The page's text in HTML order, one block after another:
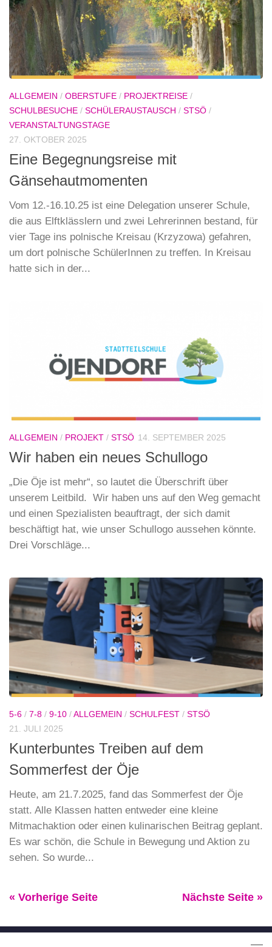
ALLGEMEIN / OBERSTUFE / PROJEKTREISE /
SCHULBESUCHE / SCHÜLERAUSTAUSCH / STSÖ /
VERANSTALTUNGSTAGE
27. OKTOBER 2025
Eine Begegnungsreise mit
Gänsehautmomenten
Vom 12.-16.10.25 ist eine Delegation unserer Schule,
die aus Elftklässlern und zwei Lehrerinnen bestand, für
vier Tage ins polnische Kreisau (Krzyzowa) gefahren,
um dort polnische SchülerInnen zu treffen. In Kreisau
hatte sich in der...
ALLGEMEIN / PROJEKT / STSÖ 14. SEPTEMBER 2025
Wir haben ein neues Schullogo
„Die Öje ist mehr“, so lautet die Überschrift über
unserem Leitbild. Wir haben uns auf den Weg gemacht
und einen Spezialisten beauftragt, der sich damit
beschäftigt hat, wie unser Schullogo aussehen könnte.
Drei Vorschläge...
5-6 / 7-8 / 9-10 /ALLGEMEIN / SCHULFEST / STSÖ
21. JULI 2025
Kunterbuntes Treiben auf dem
Sommerfest der Öje
Heute, am 21.7.2025, fand das Sommerfest der Öje
statt. Alle Klassen hatten entweder eine kleine
Mitmachaktion oder einen kulinarischen Beitrag geplant.
Es war schön, die Schule in Bewegung und Aktion zu
sehen. So wurde...
« Vorherige Seite Nächste Seite »